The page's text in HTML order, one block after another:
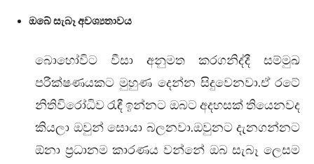
ඔබේ සැබෑ අවශ්‍යතාවය
බොහෝවිට වීසා අනුමත කරගනිද්දී සම්මුඛ
පරීක්ෂණයකට මුහුණ දෙන්න සිදුවෙනවා.ඒ රටේ
නිතිවිරෝධිව රැඳී ඉන්නට ඔබට අදහසක් තියෙනවද
කියලා ඔවුන් සොයා බලනවා.ඔවුනට දැනගන්නට
ඕනා ප්‍රධානම කාරණය වන්නේ ඔබ සැබෑ ලෙසම